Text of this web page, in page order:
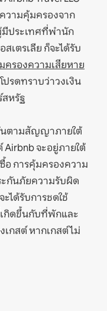
วามคุ้มครองจาก
มีประเทศที่พำนัก
เตรเลีย ก็จะได้รับ
รองความเสียหาย
โปรดทราบว่าวงเงิน
หรัฐ
นตามสัญญาภายใต้
Airbnb จะอยู่ภายใต้
อ การคุ้มครองความ
ะกันภัยความรับผิด
ได้รับการชดใช้
กิดขึ้นกับที่พักและ
กสต์ หากเกสต์ไม่